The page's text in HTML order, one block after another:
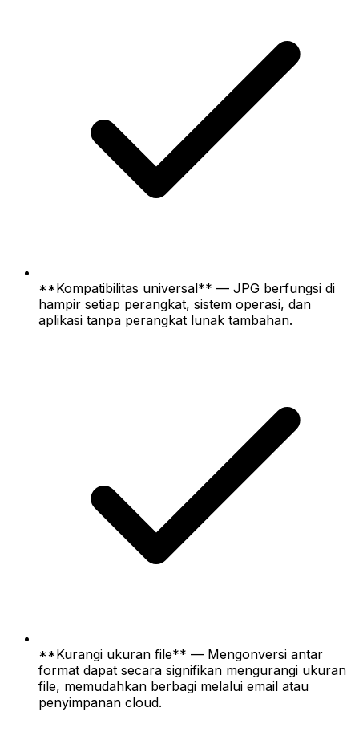
**Kompatibilitas universal** — JPG berfungsi di
hampir setiap perangkat, sistem operasi, dan
aplikasi tanpa perangkat lunak tambahan.
**Kurangi ukuran file** — Mengonversi antar
format dapat secara signifikan mengurangi ukuran
file, memudahkan berbagi melalui email atau
penyimpanan cloud.